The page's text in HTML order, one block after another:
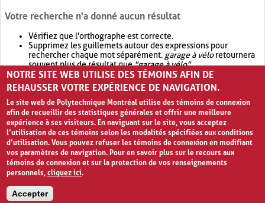
Votre recherche n'a donné aucun résultat
Vérifiez que l'orthographe est correcte.
Supprimez les guillemets autour des expressions pour
rechercher chaque mot séparément. garage à véloretournera
souvent plus de résultat que"garage à vélo".
Envisagez d'élargir votre recherche avec OR.garage OR vélo
retournera souvent plus de résultat quegarage à vélo
NOTRE SITE WEB UTILISE DES TÉMOINS AFIN DE
REHAUSSER VOTRE EXPÉRIENCE DE NAVIGATION.
Le site web de Polytechnique Montréal utilise des témoins de connexion
afin de recueillir des statistiques générales et offrir une meilleure
expérience à ses visiteurs. En naviguant sur le site, vous acceptez
l’utilisation de ces témoins selon les modalités spécifiées aux conditions
d’utilisation. Vous pouvez refuser les témoins de connexion en modifiant
vos paramètres de navigation. Pour en savoir plus sur le recours aux
témoins de connexion et sur la protection de vos renseignements
personnels,cliquez ici.
Accepter